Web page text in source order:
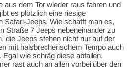
aus dem Tor wieder raus fahren und
es plötzlich eine riesige
Safari-Jeeps. Wie schafft man es,
Straße 7 Jeeps nebeneinander zu
die Jeeps stehen nicht nur auf der
mit halsbrecherischem Tempo auch
Egal wie schräg diese abfallen.
rast auch an allen vorbei über den